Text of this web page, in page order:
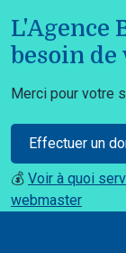
L'Agence
besoin de
Merci pour votre
Effectuer un
💰 Voir à quoi
webmaster